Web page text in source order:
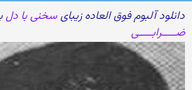
دانلود آلبوم فوق العاده زیبایسخنی با دل
ضـــــرابـــــی